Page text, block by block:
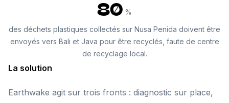
80 %
des déchets plastiques collectés sur Nusa Penida doivent être
envoyés vers Bali et Java pour être recyclés, faute de centre
de recyclage local.
La solution
Earthwake agit sur trois fronts : diagnostic sur place,